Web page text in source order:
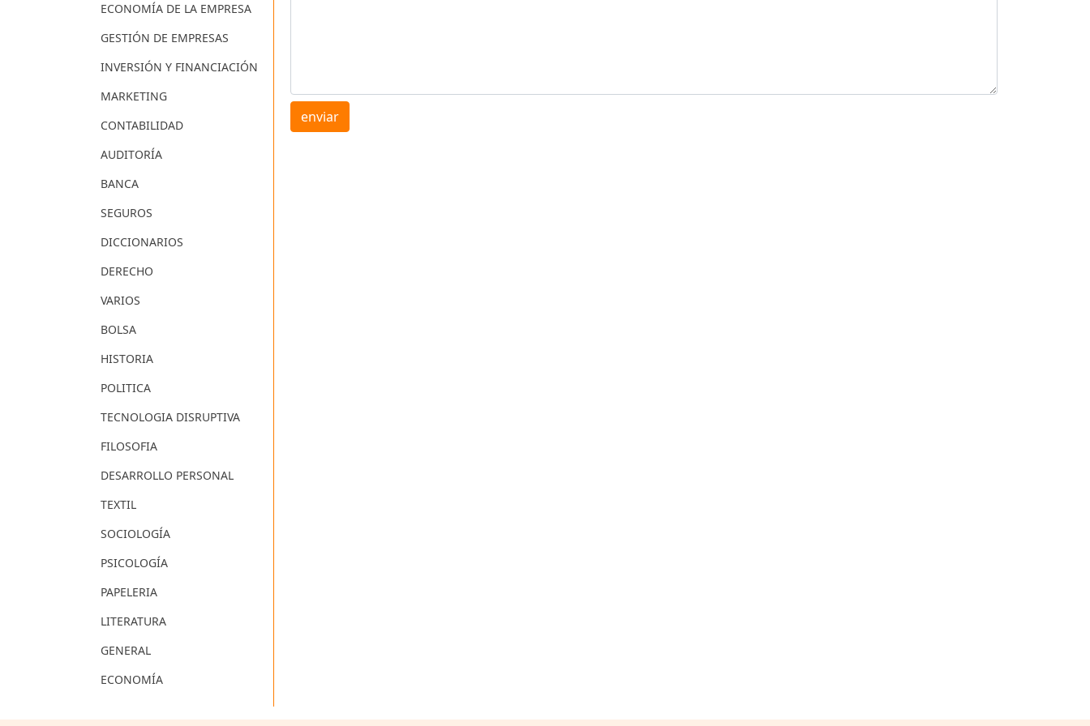
ECONOMÍA DE LA EMPRESA
GESTIÓN DE EMPRESAS
INVERSIÓN Y FINANCIACIÓN
MARKETING
CONTABILIDAD
AUDITORÍA
BANCA
SEGUROS
DICCIONARIOS
DERECHO
VARIOS
BOLSA
HISTORIA
POLITICA
TECNOLOGIA DISRUPTIVA
FILOSOFIA
DESARROLLO PERSONAL
TEXTIL
SOCIOLOGÍA
PSICOLOGÍA
PAPELERIA
LITERATURA
GENERAL
ECONOMÍA
enviar